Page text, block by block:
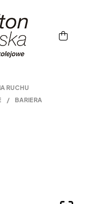
RUCHU
/
BARIERA